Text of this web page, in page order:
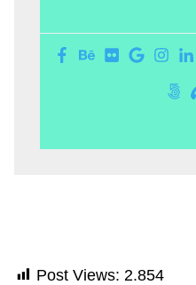
Post Views: 2.854